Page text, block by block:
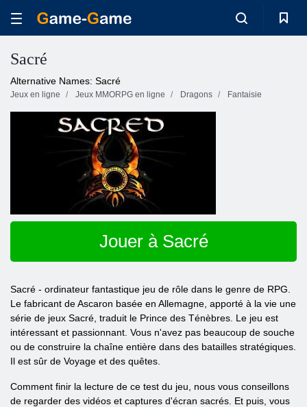
Sacré
Alternative Names: Sacré
Jeux en ligne Jeux MMORPG en ligne Dragons Fantaisie
Jouer à Sacré
Sacré - ordinateur fantastique jeu de rôle dans le genre de RPG.
Le fabricant de Ascaron basée en Allemagne, apporté à la vie une
série de jeux Sacré, traduit le Prince des Ténèbres. Le jeu est
intéressant et passionnant. Vous n'avez pas beaucoup de souche
ou de construire la chaîne entière dans des batailles stratégiques.
Il est sûr de Voyage et des quêtes.
Comment finir la lecture de ce test du jeu, nous vous conseillons
de regarder des vidéos et captures d'écran sacrés. Et puis, vous